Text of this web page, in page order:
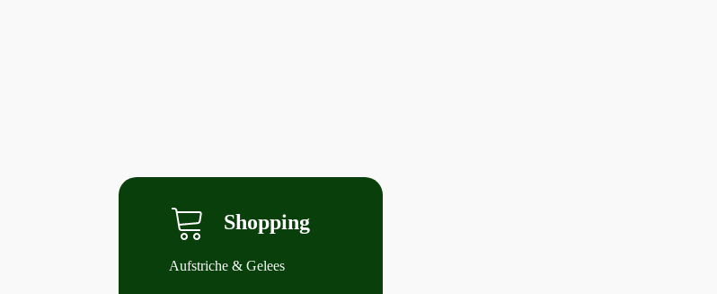
Shopping
Aufstriche & Gelees